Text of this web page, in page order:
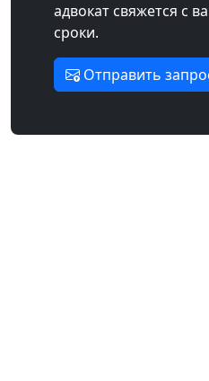
адвокат свяжется с
сроки.
Отправить